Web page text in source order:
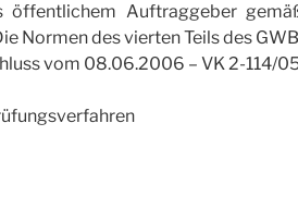
öffentlichem Auftraggeber
Normen des vierten Teils des
vom 08.06.2006 – VK 2-114/